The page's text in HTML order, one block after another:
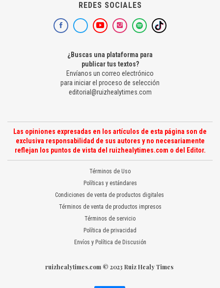
REDES SOCIALES
¿Buscas una plataforma para
publicar tus textos?
Envíanos un correo electrónico
para iniciar el proceso de selección
editorial@ruizhealytimes.com
Las opiniones expresadas en los artículos de esta página son de
exclusiva responsabilidad de sus autores y no necesariamente
reflejan los puntos de vista del ruizhealytimes.com o del Editor.
Términos de Uso
Políticas y estándares
Condiciones de venta de productos digitales
Términos de venta de productos impresos
Términos de servicio
Política de privacidad
Envíos y Política de Discusión
ruizhealytimes.com © 2023 Ruiz Healy Times